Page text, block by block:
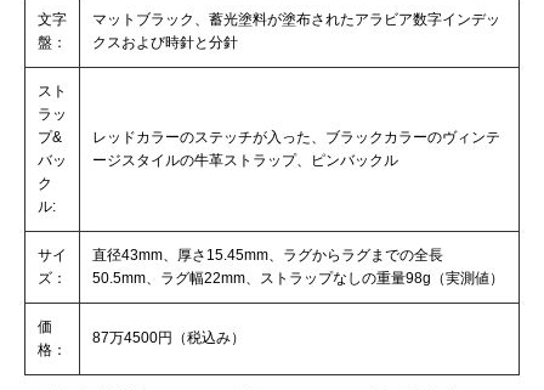
文字
盤：
マットブラック、蓄光塗料が塗布されたアラビア数字インデッ
クスおよび時針と分針
スト
ラッ
プ&
バッ
ク
ル:
レッドカラーのステッチが入った、ブラックカラーのヴィンテ
ージスタイルの牛革ストラップ、ピンバックル
サイ
ズ：
直径43mm、厚さ15.45mm、ラグからラグまでの全長
50.5mm、ラグ幅22mm、ストラップなしの重量98g（実測値）
価
格：
87万4500円（税込み）